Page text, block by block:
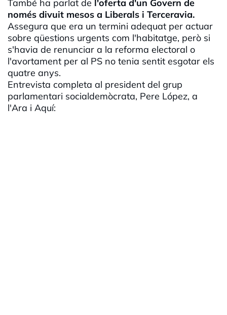
També ha parlat de l'oferta d'un Govern de
només divuit mesos a Liberals i Terceravia.
Assegura que era un termini adequat per actuar
sobre qüestions urgents com l'habitatge, però si
s'havia de renunciar a la reforma electoral o
l'avortament per al PS no tenia sentit esgotar els
quatre anys.
Entrevista completa al president del grup
parlamentari socialdemòcrata, Pere López, a
l'Ara i Aquí: